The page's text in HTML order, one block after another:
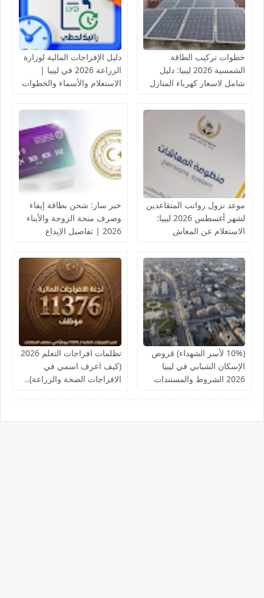
خطوات تركيب الطاقة
الشمسية 2026 ليبيا: دليل
شامل لاسعار كهرباء المنازل
دليل الإفراجات المالية لوزارة
الزراعة 2026 في ليبيا |
الاستعلام والأسماء والخطوات
موعد نزول رواتب المتقاعدين
لشهر أغسطس 2026 ليبيا:
الاستعلام عن المعاش
خبر سار: شحن بطاقة إيفاء
وصرف منحة الزوجة والأبناء
2026 | تفاصيل الإيداع
(10% لأسر الشهداء) قروض
الإسكان الشبابي في ليبيا
2026 الشروط والمستندات
تظلمات افراجات التعلم 2026
(كيف اعرف اسمي في
الافراجات الصحة والزراعة)..